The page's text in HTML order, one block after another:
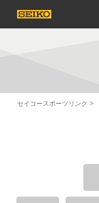
セイコースポーツリンク